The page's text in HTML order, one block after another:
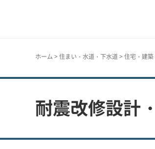
ホーム > 住まい・水道・下水道 > 住宅・建築
耐震改修設計